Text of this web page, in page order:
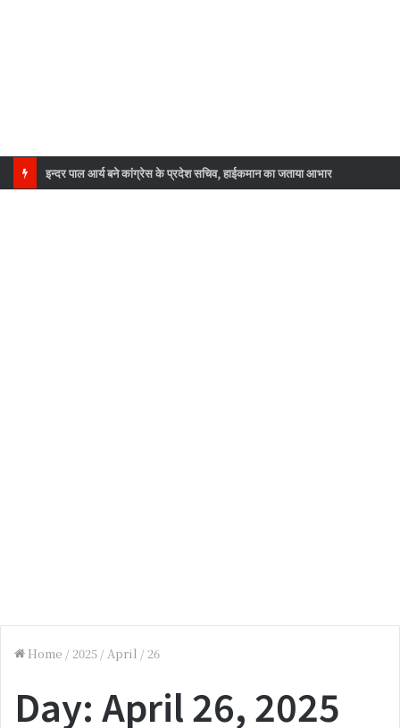
इन्दर पाल आर्य बने कांग्रेस के प्रदेश सचिव, हाईकमान का जताया आभार
Home /2025 /April /26
Day: April 26, 2025